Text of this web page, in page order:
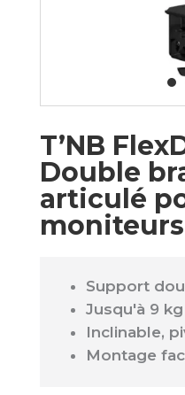
T’NB
Double
articulé
moniteurs
Support
Jusqu'à 9 kg
Inclinable,
Montage